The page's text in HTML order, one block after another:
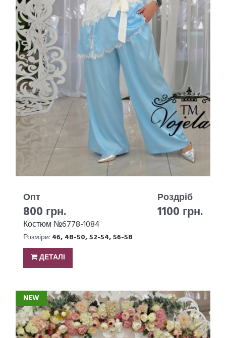
Опт
800 грн.
Роздріб
1100 грн.
Костюм №6778-1084
Розміри: 46, 48-50, 52-54, 56-58
ДЕТАЛІ
NEW